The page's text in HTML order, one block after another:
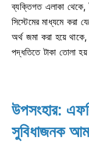
ব্যক্তিগত এলাকা থেকে,
সিস্টেমের মাধ্যমে করা
অর্থ জমা করা হয়ে
পদ্ধতিতে টাকা তোলা
উপসংহার:
সুবিধাজনক